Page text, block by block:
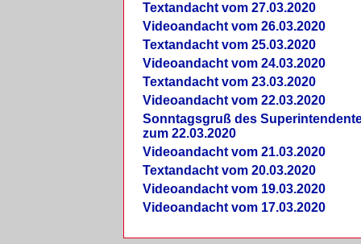
Textandacht vom 27.03.2020
Videoandacht vom 26.03.2020
Textandacht vom 25.03.2020
Videoandacht vom 24.03.2020
Textandacht vom 23.03.2020
Videoandacht vom 22.03.2020
Sonntagsgruß des
zum 22.03.2020
Videoandacht vom 21.03.2020
Textandacht vom 20.03.2020
Videoandacht vom 19.03.2020
Videoandacht vom 17.03.2020